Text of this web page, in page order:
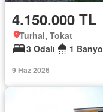
4.150.000 TL
Turhal, Tokat
3 Odalı
1 Banyo
9 Haz 2026